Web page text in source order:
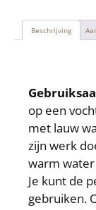
Beschrijving
op een
met lauw
zijn werk
warm
Je kunt de
gebruiken.